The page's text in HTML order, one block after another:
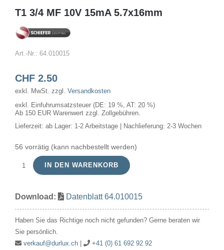
T1 3/4 MF 10V 15mA 5.7x16mm
Art.-Nr.: 64.010015
CHF2.50
exkl. MwSt. zzgl. Versandkosten
exkl. Einfuhrumsatzsteuer (DE: 19 %, AT: 20 %)
Ab 150 EUR Warenwert zzgl. Zollgebühren.
Lieferzeit: ab Lager: 1-2 Arbeitstage | Nachlieferung: 2-3 Wochen
56 vorrätig (kann nachbestellt werden)
MF
15mA
5.7x16mm
IN DEN WARENKORB
Download: Datenblatt 64.010015
Haben Sie das Richtige noch nicht gefunden? Gerne beraten wir
Sie persönlich.
verkauf@durlux.ch| +41 (0) 61 692 92 92